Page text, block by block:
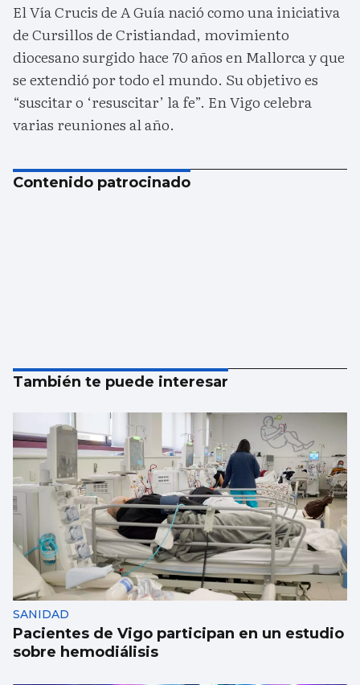
El Vía Crucis de A Guía nació como una iniciativa
de Cursillos de Cristiandad, movimiento
diocesano surgido hace 70 años en Mallorca y que
se extendió por todo el mundo. Su objetivo es
“suscitar o ‘resuscitar’ la fe”. En Vigo celebra
varias reuniones al año.
Contenido patrocinado
También te puede interesar
SANIDAD
Pacientes de Vigo participan en un estudio
sobre hemodiálisis